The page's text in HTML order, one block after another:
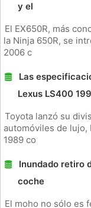
y el
El EX650R, más
la Ninja 650R, se
2006 c
Las
Lexus LS400
Toyota lanzó su
automóviles de lujo,
1989 co
Inundado retiro
coche
El moho no sólo es